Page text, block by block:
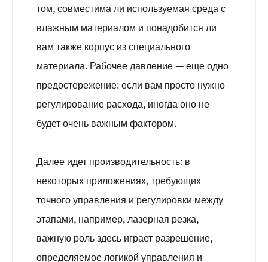
том, совместима ли используемая среда с
влажным материалом и понадобится ли
вам также корпус из специального
материала. Рабочее давление — еще одно
предостережение: если вам просто нужно
регулирование расхода, иногда оно не
будет очень важным фактором.
Далее идет производительность: в
некоторых приложениях, требующих
точного управления и регулировки между
этапами, например, лазерная резка,
важную роль здесь играет разрешение,
определяемое логикой управления и